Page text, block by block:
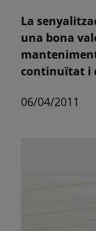
La
una bona
continuïtat i
06/04/2011